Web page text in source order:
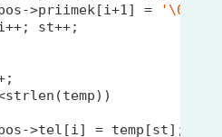
pos->priimek[i+
1] = '\0'
strlen (temp))